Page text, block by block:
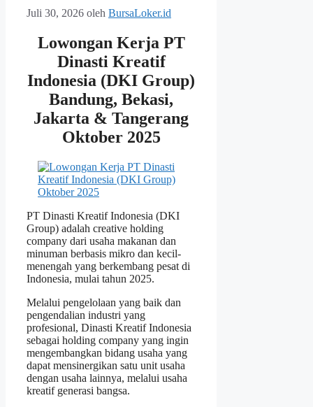
Juli 30, 2026 oleh BursaLoker.id
Lowongan Kerja PT
Dinasti Kreatif
Indonesia (DKI Group)
Bandung, Bekasi,
Jakarta & Tangerang
Oktober 2025
PT Dinasti Kreatif Indonesia (DKI
Group) adalah creative holding
company dari usaha makanan dan
minuman berbasis mikro dan kecil-
menengah yang berkembang pesat di
Indonesia, mulai tahun 2025.
Melalui pengelolaan yang baik dan
pengendalian industri yang
profesional, Dinasti Kreatif Indonesia
sebagai holding company yang ingin
mengembangkan bidang usaha yang
dapat mensinergikan satu unit usaha
dengan usaha lainnya, melalui usaha
kreatif generasi bangsa.